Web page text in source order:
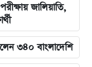
জালিয়াতি,
৩৪০ বাংলাদেশি